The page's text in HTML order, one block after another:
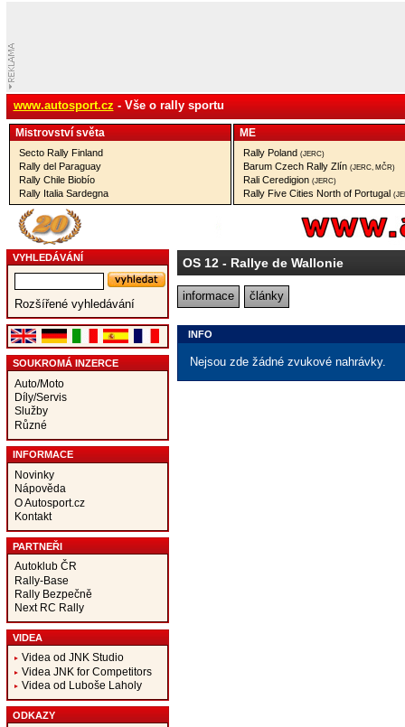
www.autosport.cz - Vše o rally sportu
Mistrovství­ světa
Secto Rally Finland
Rally del Paraguay
Rally Chile Biobío
Rally Italia Sardegna
ME
Rally Poland (JERC)
Barum Czech Rally Zlín (JERC, MČR)
Rali Ceredigion (JERC)
Rally Five Cities North of Portugal
VYHLEDÁVÁNÍ
Rozšířené vyhledávání
SOUKROMÁ INZERCE
Auto/Moto
Díly/Servis
Služby
Různé
INFORMACE
Novinky
Nápověda
O Autosport.cz
Kontakt
PARTNEŘI
Autoklub ČR
Rally-Base
Rally Bezpečně
Next RC Rally
VIDEA
Videa od JNK Studio
Videa JNK for Competitors
Videa od Luboše Laholy
ODKAZY
OS 12- Rallye de Wallonie
informace články
INFO
Nejsou zde žádné zvukové nahrávky.